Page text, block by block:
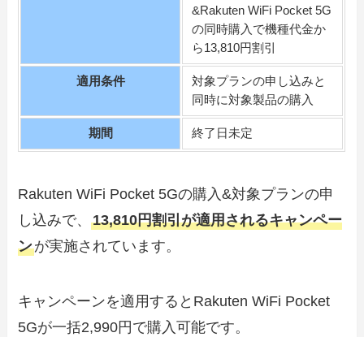
&Rakuten WiFi Pocket 5G
の同時購入で機種代金か
ら13,810円割引
適用条件
対象プランの申し込みと
同時に対象製品の購入
期間 終了日未定
Rakuten WiFi Pocket 5Gの購入&対象プランの申
し込みで、13,810円割引が適用されるキャンペー
ンが実施されています。
キャンペーンを適用するとRakuten WiFi Pocket
5Gが一括2,990円で購入可能です。